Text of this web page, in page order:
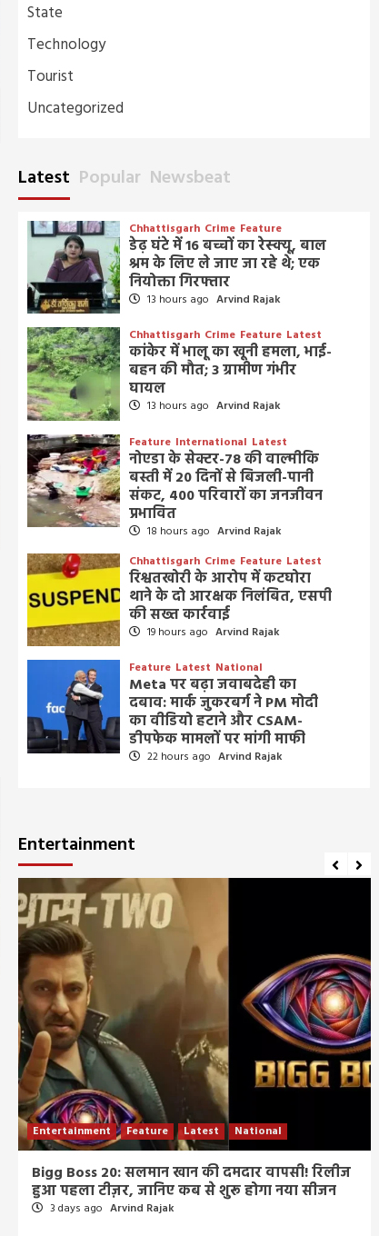
State
Technology
Tourist
Uncategorized
Latest Popular Newsbeat
Chhattisgarh Crime Feature
डेढ़ घंटे में 16 बच्चों का रेस्क्यू, बाल
श्रम के लिए ले जाए जा रहे थे; एक
नियोक्ता गिरफ्तार
13 hours ago Arvind Rajak
Chhattisgarh Crime Feature Latest
कांकेर में भालू का खूनी हमला, भाई-
बहन की मौत; 3 ग्रामीण गंभीर
घायल
13 hours ago Arvind Rajak
Feature International Latest
नोएडा के सेक्टर-78 की वाल्मीकि
बस्ती में 20 दिनों से बिजली-पानी
संकट, 400 परिवारों का जनजीवन
प्रभावित
18 hours ago Arvind Rajak
Chhattisgarh Crime Feature Latest
रिश्वतखोरी के आरोप में कटघोरा
थाने के दो आरक्षक निलंबित, एसपी
की सख्त कार्रवाई
19 hours ago Arvind Rajak
Feature Latest National
Meta पर बढ़ा जवाबदेही का
दबाव: मार्क जुकरबर्ग ने PM मोदी
का वीडियो हटाने और CSAM-
डीपफेक मामलों पर मांगी माफी
22 hours ago Arvind Rajak
Entertainment
Entertainment Feature Latest National
Bigg Boss 20: सलमान खान की दमदार वापसी! रिलीज
हुआ पहला टीज़र, जानिए कब से शुरू होगा नया सीजन
3 days ago Arvind Rajak